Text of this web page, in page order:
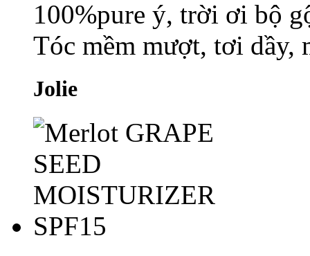
100%pure ý, trời ơi bộ
Tóc mềm mượt, tơi dầy,
Jolie